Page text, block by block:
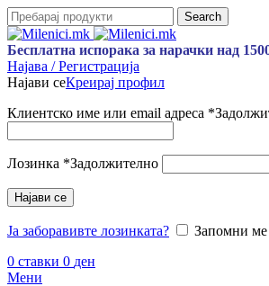
Search
Бесплатна испорака за нарачки над
Најава / Регистрација
Најави сеКреирај профил
Клиентско име или email адреса *
Лозинка *Задолжително
Најави се
Ја заборавивте лозинката?
Запомни ме
0 ставки 0 ден
Мени